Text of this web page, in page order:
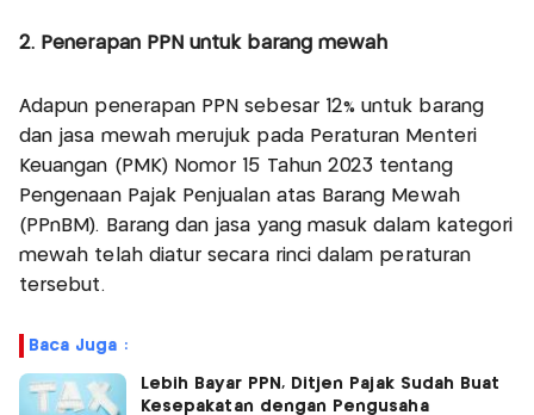
2. Penerapan PPN untuk barang mewah
Adapun penerapan PPN sebesar 12% untuk barang
dan jasa mewah merujuk pada Peraturan Menteri
Keuangan (PMK) Nomor 15 Tahun 2023 tentang
Pengenaan Pajak Penjualan atas Barang Mewah
(PPnBM). Barang dan jasa yang masuk dalam kategori
mewah telah diatur secara rinci dalam peraturan
tersebut.
Baca Juga :
Lebih Bayar PPN, Ditjen Pajak Sudah Buat
Kesepakatan dengan Pengusaha